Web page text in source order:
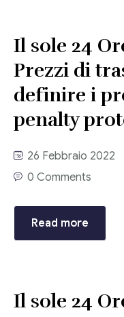
Il sole 24
Prezzi di
definire i
penalty
26 Febbraio 2022
0 Comments
Read more
Il sole 24